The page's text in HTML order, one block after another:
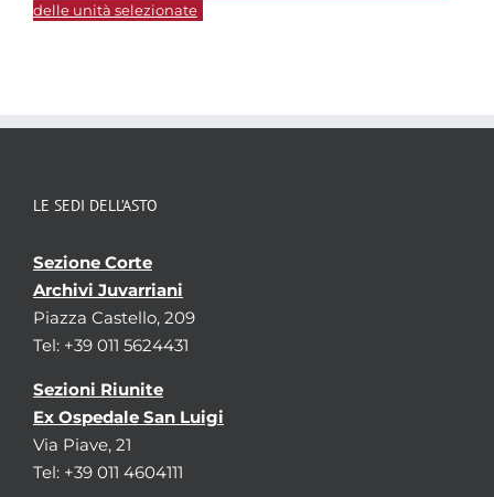
delle unità selezionate
LE SEDI DELL’ASTO
Sezione Corte
Archivi Juvarriani
Piazza Castello, 209
Tel: +39 011 5624431
Sezioni Riunite
Ex Ospedale San Luigi
Via Piave, 21
Tel: +39 011 4604111